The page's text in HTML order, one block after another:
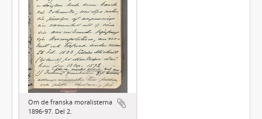
Om de franska moralisterna
1896-97. Del 2.